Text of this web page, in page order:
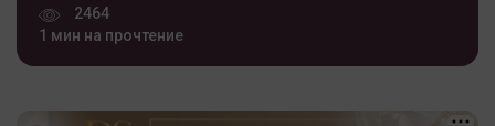
2464
1 мин на прочтение